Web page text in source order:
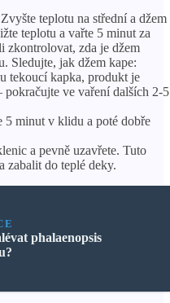
teplotu na střední a džem
teplotu a vařte 5 minut za
zkontrolovat, zda je džem
Sledujte, jak džem kape:
tekoucí kapka, produkt je
ve vaření dalších 2-5
5 minut v klidu a poté dobře
a pevně uzavřete. Tuto
zabalit do teplé deky.
phalaenopsis